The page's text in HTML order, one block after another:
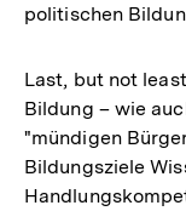
politischen
Last, but not
Bildung – wie
"mündigen
Bildungsziele